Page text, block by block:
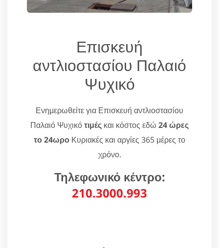
Επισκευή
αντλιοστασίου Παλαιό
Ψυχικό
Ενημερωθείτε για Επισκευή αντλιοστασίου
Παλαιό Ψυχικότιμές και κόστος εδώ 24 ώρες
το 24ωρο Κυριακές και αργίες 365 μέρες το
χρόνο.
Τηλεφωνικό κέντρο:
210.3000.993